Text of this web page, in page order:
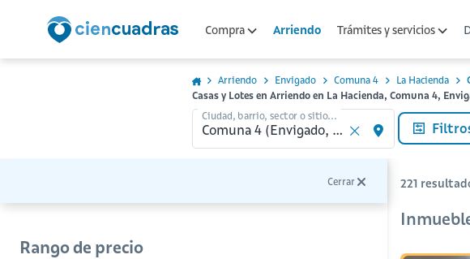
Compra Arriendo Trámites y servicios
Arriendo Envigado Comuna 4 La Hacienda
Casas y Lotes en Arriendo en La Hacienda, Comuna 4,
Ciudad, barrio, sector o sitio...
Cerrar
Rango de precio
221